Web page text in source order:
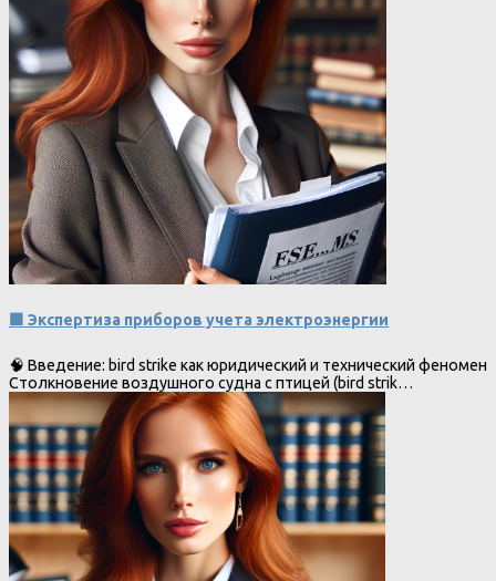
🟩 Экспертиза приборов учета электроэнергии
🧠 Введение: bird strike как юридический и технический феномен
Столкновение воздушного судна с птицей (bird strik…